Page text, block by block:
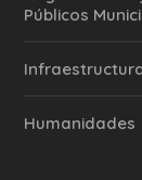
Públicos
Humanidades